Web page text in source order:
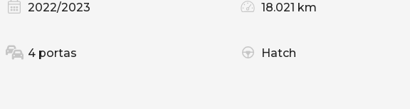
2022/2023 18.021 km
4 portas Hatch